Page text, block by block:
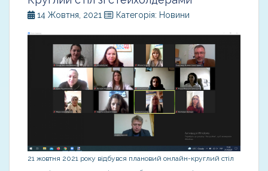
14 Жовтня, 2021 Категорія: Новини
21 жовтня 2021 року відбувся плановий онлайн-круглий стіл